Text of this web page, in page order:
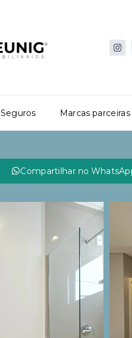
Seguros Marcas parceiras
Compartilhar no